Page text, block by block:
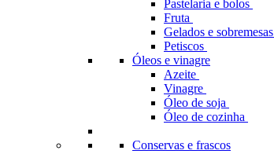
Pastelaria e bolos
Fruta
Gelados e sobremesas
Petiscos
Óleos e vinagre
Azeite
Vinagre
Óleo de soja
Óleo de cozinha
Conservas e frascos